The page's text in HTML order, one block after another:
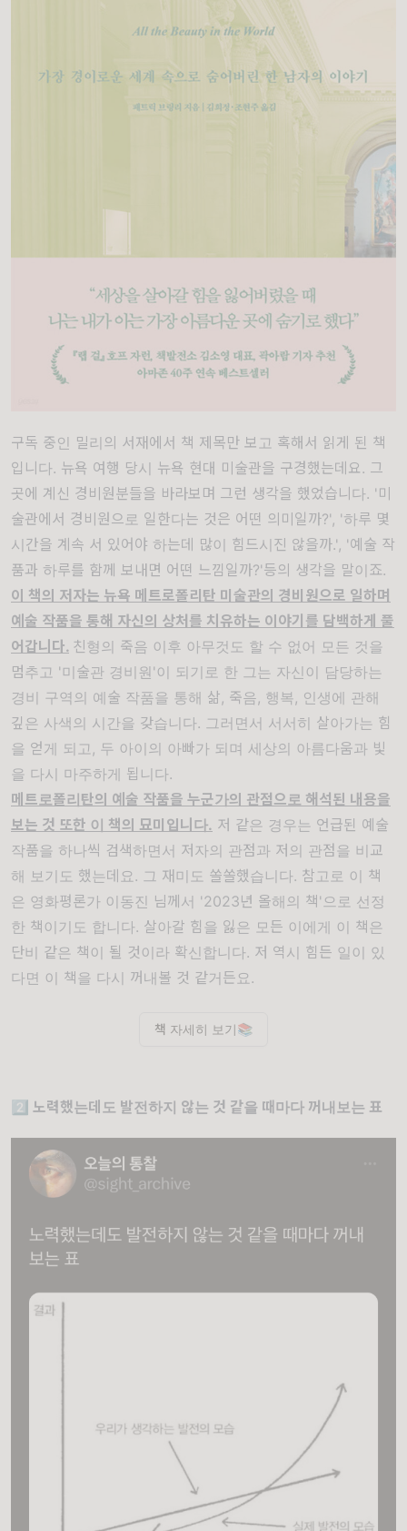
구독 중인 밀리의 서재에서 책 제목만 보고 혹해서 읽게 된 책
입니다. 뉴욕 여행 당시 뉴욕 현대 미술관을 구경했는데요. 그
곳에 계신 경비원분들을 바라보며 그런 생각을 했었습니다. '미
술관에서 경비원으로 일한다는 것은 어떤 의미일까?', '하루 몇
시간을 계속 서 있어야 하는데 많이 힘드시진 않을까.', '예술 작
품과 하루를 함께 보내면 어떤 느낌일까?'등의 생각을 말이죠.
이 책의 저자는 뉴욕 메트로폴리탄 미술관의 경비원으로 일하며
예술 작품을 통해 자신의 상처를 치유하는 이야기를 담백하게 풀
어갑니다. 친형의 죽음 이후 아무것도 할 수 없어 모든 것을
멈추고 '미술관 경비원'이 되기로 한 그는 자신이 담당하는
경비 구역의 예술 작품을 통해 삶, 죽음, 행복, 인생에 관해
깊은 사색의 시간을 갖습니다. 그러면서 서서히 살아가는 힘
을 얻게 되고, 두 아이의 아빠가 되며 세상의 아름다움과 빛
을 다시 마주하게 됩니다.
메트로폴리탄의 예술 작품을 누군가의 관점으로 해석된 내용을
보는 것 또한 이 책의 묘미입니다. 저 같은 경우는 언급된 예술
작품을 하나씩 검색하면서 저자의 관점과 저의 관점을 비교
해 보기도 했는데요. 그 재미도 쏠쏠했습니다. 참고로 이 책
은 영화평론가 이동진 님께서 '2023년 올해의 책'으로 선정
한 책이기도 합니다. 살아갈 힘을 잃은 모든 이에게 이 책은
단비 같은 책이 될 것이라 확신합니다. 저 역시 힘든 일이 있
다면 이 책을 다시 꺼내볼 것 같거든요.
책 자세히 보기📚
2️⃣ 노력했는데도 발전하지 않는 것 같을 때마다 꺼내보는 표